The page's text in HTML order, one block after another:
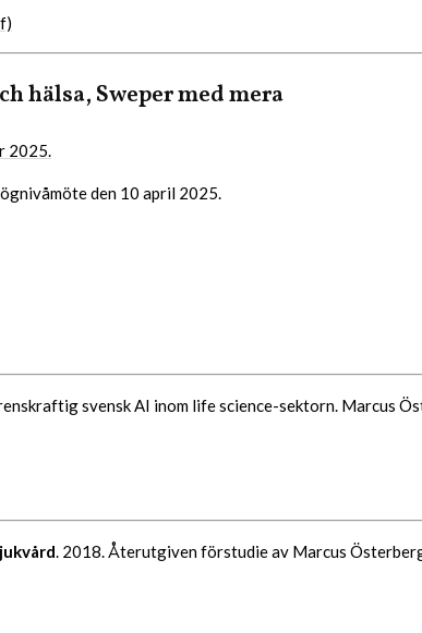
hälsa, Sweper med mera
2025.
den 10 april 2025.
svensk AI inom life science-sektorn. Marcus
. 2018. Återutgiven förstudie av Marcus